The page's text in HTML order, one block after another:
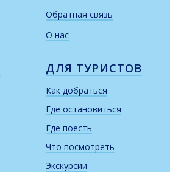
Обратная связь
О нас
ДЛЯ ТУРИСТОВ
Как добраться
Где остановиться
Где поесть
Что посмотреть
Экскурсии